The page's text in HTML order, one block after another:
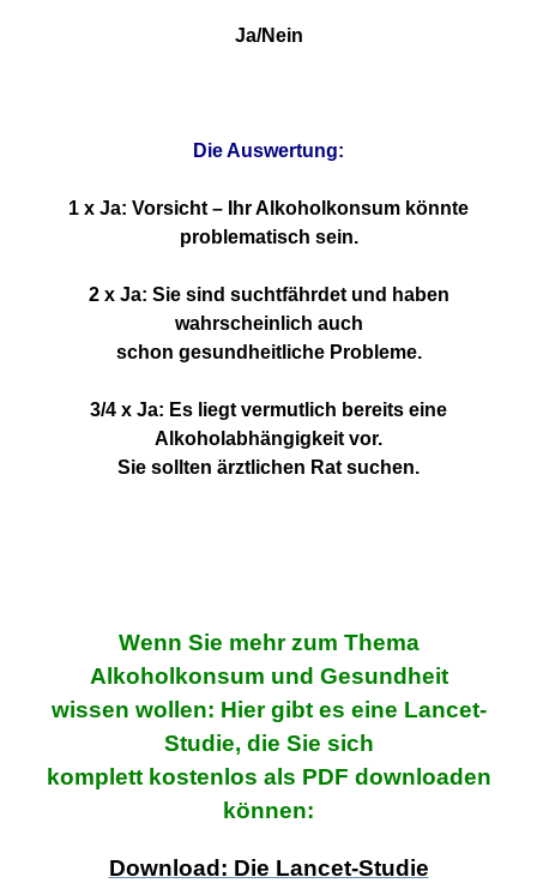
Ja/Nein
Die Auswertung:
1 x Ja: Vorsicht – Ihr Alkoholkonsum könnte
problematisch sein.
2 x Ja: Sie sind suchtfährdet und haben
wahrscheinlich auch
schon gesundheitliche Probleme.
3/4 x Ja: Es liegt vermutlich bereits eine
Alkoholabhängigkeit vor.
Sie sollten ärztlichen Rat suchen.
Wenn Sie mehr zum Thema
Alkoholkonsum und Gesundheit
wissen wollen: Hier gibt es eine Lancet-
Studie, die Sie sich
komplett kostenlos als PDF downloaden
können:
Download: Die Lancet-Studie